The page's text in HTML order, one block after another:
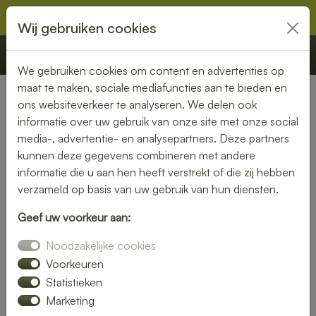
€ 0,00 Offerte Bestellen
Nederland» Echteld
Heerlijke lunch bezorgen in
Echteld – snel, vers en
gemakkelijk
je lunch bezorgen in Echteld en kies uit een gevarieerd
menu van verse broodjes, gezonde salades en warme
maaltijden. Ideaal voor thuis of op kantoor.
Onze gerechten worden met liefde bereid en snel geleverd,
Wij gebruiken cookies
We gebruiken cookies om content en advertenties op
maat te maken, sociale mediafuncties aan te bieden en
ons websiteverkeer te analyseren. We delen ook
informatie over uw gebruik van onze site met onze social
media-, advertentie- en analysepartners. Deze partners
kunnen deze gegevens combineren met andere
informatie die u aan hen heeft verstrekt of die zij hebben
verzameld op basis van uw gebruik van hun diensten.
Geef uw voorkeur aan:
Noodzakelijke cookies
Voorkeuren
Statistieken
Marketing